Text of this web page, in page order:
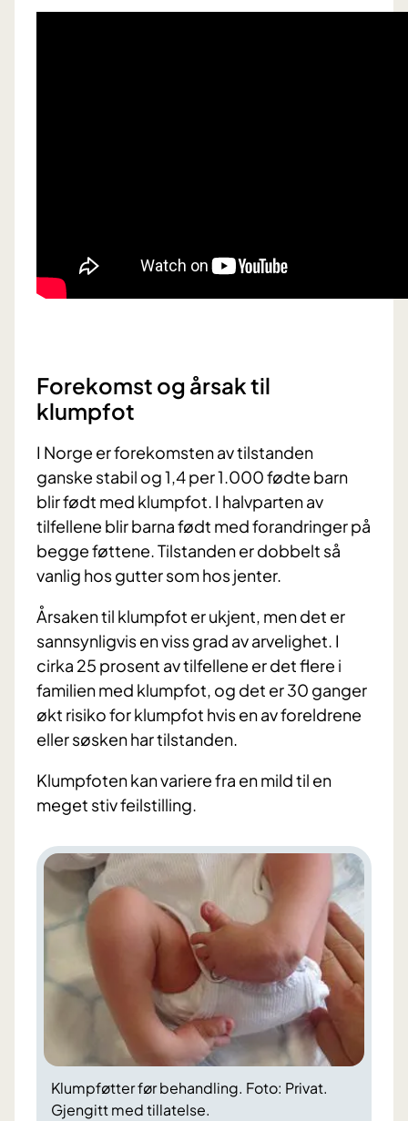
Forekomst og årsak til
klumpfot
I Norge er forekomsten av tilstanden
ganske stabil og 1,4 per 1.000 fødte barn
blir født med klumpfot. I halvparten av
tilfellene blir barna født med forandringer på
begge føttene. Tilstanden er dobbelt så
vanlig hos gutter som hos jenter.
Årsaken til klumpfot er ukjent, men det er
sannsynligvis en viss grad av arvelighet. I
cirka 25 prosent av tilfellene er det flere i
familien med klumpfot, og det er 30 ganger
økt risiko for klumpfot hvis en av foreldrene
eller søsken har tilstanden.
Klumpfoten kan variere fra en mild til en
meget stiv feilstilling.
Klumpføtter før behandling. Foto: Privat.
Gjengitt med tillatelse.